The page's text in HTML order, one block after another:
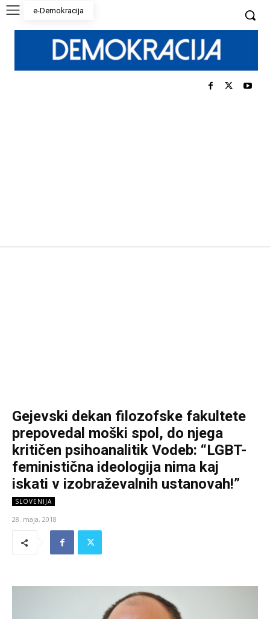
e-Demokracija
Gejevski dekan filozofske fakultete
prepovedal moški spol, do njega
kritičen psihoanalitik Vodeb: “LGBT-
feministična ideologija nima kaj
iskati v izobraževalnih ustanovah!”
SLOVENIJA
28. maja, 2018